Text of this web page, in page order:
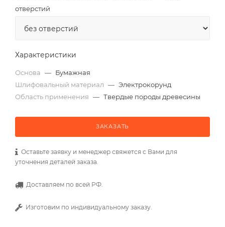
отверстий
Характеристики
Основа — Бумажная
Шлифовальный материал — Электрокорунд
Область применения — Твердые породы древесины
ЗАКАЗАТЬ
Оставьте заявку и менеджер свяжется с Вами для
уточнения деталей заказа.
Доставляем по всей РФ.
Изготовим по индивидуальному заказу.